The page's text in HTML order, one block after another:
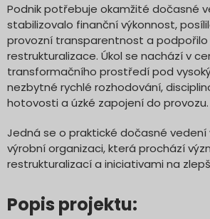
Podnik potřebuje okamžité dočasné
stabilizovalo finanční výkonnost,
provozní transparentnost a podpořilo
restrukturalizace. Úkol se nachází v
transformačního prostředí pod
nezbytné rychlé rozhodování,
hotovosti a úzké zapojení do provozu.
Jedná se o praktické dočasné vedení
výrobní organizaci, která prochází
restrukturalizací a iniciativami na
Popis projektu: